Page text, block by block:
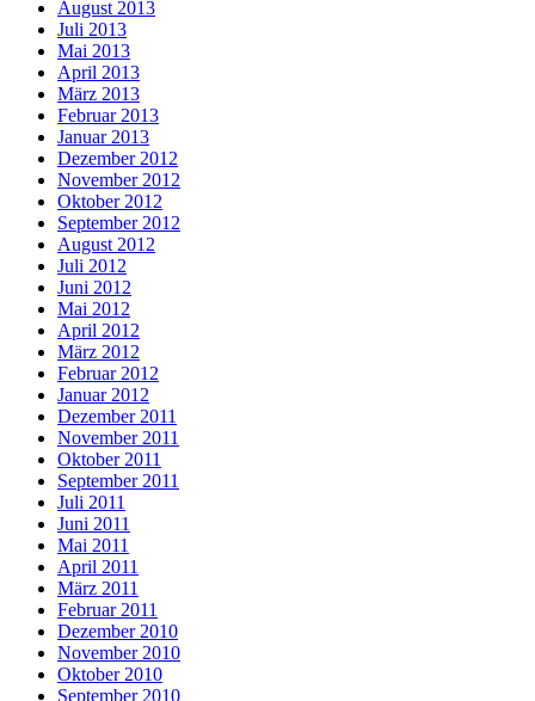
August 2013
Juli 2013
Mai 2013
April 2013
März 2013
Februar 2013
Januar 2013
Dezember 2012
November 2012
Oktober 2012
September 2012
August 2012
Juli 2012
Juni 2012
Mai 2012
April 2012
März 2012
Februar 2012
Januar 2012
Dezember 2011
November 2011
Oktober 2011
September 2011
Juli 2011
Juni 2011
Mai 2011
April 2011
März 2011
Februar 2011
Dezember 2010
November 2010
Oktober 2010
September 2010